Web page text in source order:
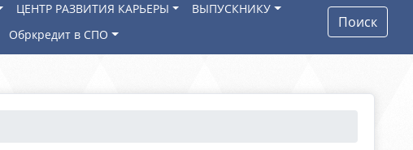
ЦЕНТР РАЗВИТИЯ КАРЬЕРЫ
ВЫПУСКНИКУ
Обркредит в СПО
Поиск